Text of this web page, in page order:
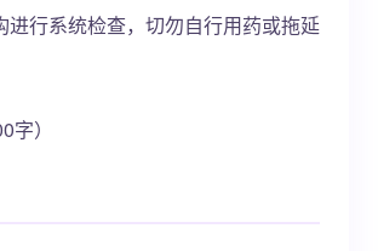
进行系统检查，切勿自行用药或拖延
字）